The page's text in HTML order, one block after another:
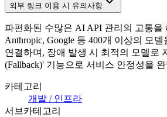
외부 링크 이용 시 유의사항
파편화된 수많은 AI API 관리의 고통을
Anthropic, Google 등 400개 이상의 모
연결하며, 장애 발생 시 최적의 모델로
(Fallback)' 기능으로 서비스 안정성을
카테고리
개발 / 인프라
서브카테고리